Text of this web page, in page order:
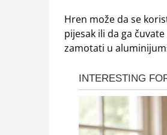
Hren može da se
pijesak ili da ga
zamotati u